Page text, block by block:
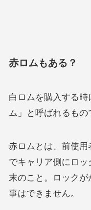
赤ロムもある？
白ロムを購入する
ム」と呼ばれるもの
赤ロムとは、前使
でキャリア側にロ
末のこと。ロックが
事はできません。